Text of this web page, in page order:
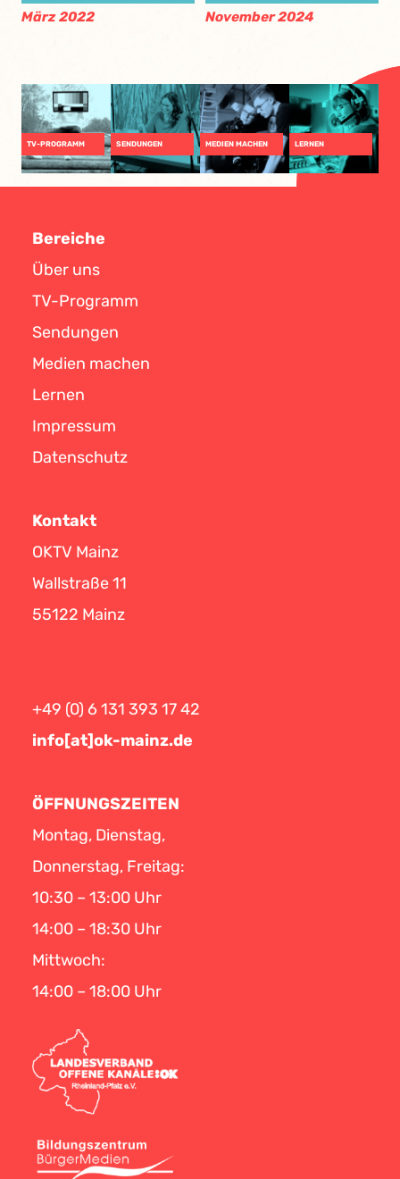
März 2022 November 2024
TV-PROGRAMM SENDUNGEN MEDIEN MACHEN LERNEN
Bereiche
Über uns
TV-Programm
Sendungen
Medien machen
Lernen
Impressum
Datenschutz
Kontakt
OKTV Mainz
Wallstraße 11
55122 Mainz
+49 (0) 6 131 393 17 42
info[at]ok-mainz.de
ÖFFNUNGSZEITEN
Montag, Dienstag,
Donnerstag, Freitag:
10:30 – 13:00 Uhr
14:00 – 18:30 Uhr
Mittwoch:
14:00 – 18:00 Uhr